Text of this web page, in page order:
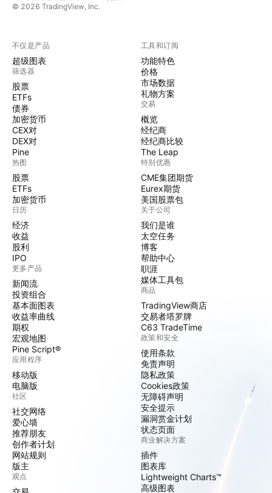
© 2026 TradingView, Inc.
不仅是产品
超级图表
筛选器
股票
ETFs
债券
加密货币
CEX对
DEX对
Pine
热图
股票
ETFs
加密货币
日历
经济
收益
股利
IPO
更多产品
新闻流
投资组合
基本面图表
收益率曲线
期权
宏观地图
Pine Script®
应用程序
移动版
电脑版
社区
社交网络
爱心墙
推荐朋友
创作者计划
网站规则
版主
观点
工具和订阅
功能特色
价格
市场数据
礼物方案
交易
概览
经纪商
经纪商比较
The Leap
特别优惠
CME集团期货
Eurex期货
美国股票包
关于公司
我们是谁
太空任务
博客
帮助中心
职涯
媒体工具包
商品
TradingView商店
交易者塔罗牌
C63 TradeTime
政策和安全
使用条款
免责声明
隐私政策
Cookies政策
无障碍声明
安全提示
漏洞赏金计划
状态页面
商业解决方案
插件
图表库
Lightweight Charts™
高级图表